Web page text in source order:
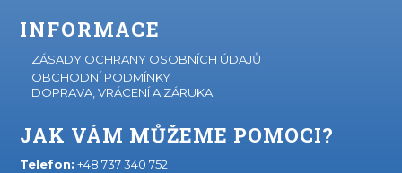
INFORMACE
ZÁSADY OCHRANY OSOBNÍCH ÚDAJŮ
OBCHODNÍ PODMÍNKY
DOPRAVA, VRÁCENÍ A ZÁRUKA
JAK VÁM MŮŽEME POMOCI?
Telefon: +48 737 340 752